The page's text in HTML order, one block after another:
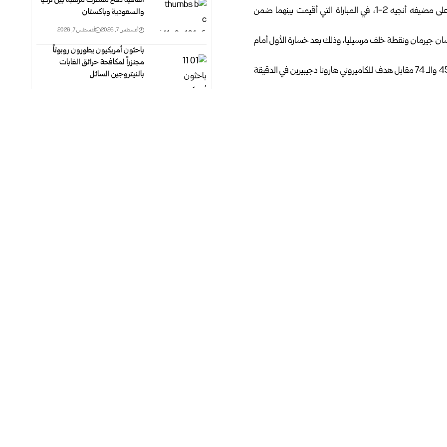
ارتقى لانس إلى صدارة الدوري الفرنسي لكرة القدم، بفوزه على مضيفه أنجيه 2-1، في المباراة التي أقيمت بينهما ضمن
جيرمان ونقطة خلف مرسيليا، وذلك بعد خسارة الأول أمام
فوز لانس تحقق بفضل ثنائية لفلوريان توفان في الدقيقة الـ 45 والـ 74 مقابل هدف للكاميروني هارونا دجيبيرين في الدقيقة
والسعودية وباكستان
أغسطس 7, 2026 أغسطس 7, 2026
باحثون أمريكيون يطورون روبوتاً
مجنزراً لمكافحة حرائق الغابات
بالنيتروجين السائل